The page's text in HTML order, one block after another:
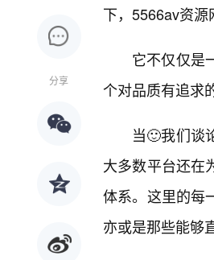
分享
下，5566av资
它不仅仅是
个对品质有追求
当🙂我们谈
大多数平台还在
体系。这里的每
亦或是那些能够